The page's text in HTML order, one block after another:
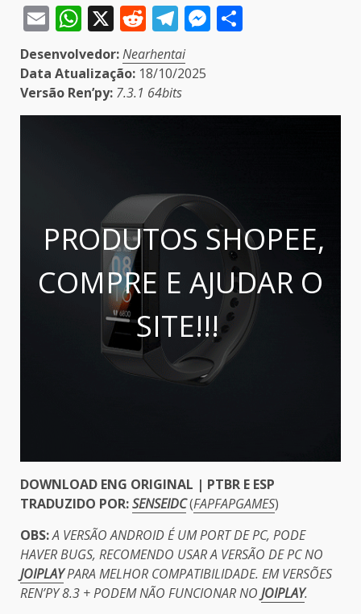
EmailWhatsApp
X Reddit
Telegram
Messenger
Desenvolvedor:Nearhentai
Data Atualização: 18/10/2025
Versão Ren’py: 7.3.1 64bits
PRODUTOS SHOPEE,
COMPRE E AJUDAR O
SITE!!!
DOWNLOAD ENG ORIGINAL | PTBR E ESP
TRADUZIDO POR:SENSEIDC(FAPFAPGAMES)
OBS:A VERSÃO ANDROID É UM PORT DE PC, PODE
HAVER BUGS, RECOMENDO USAR A VERSÃO DE PC NO
JOIPLAYPARA MELHOR COMPATIBILIDADE. EM VERSÕES
REN’PY 8.3 + PODEM NÃO FUNCIONAR NO JOIPLAY.